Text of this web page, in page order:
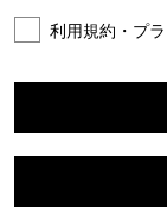
の記載内容に承
2. 利用者は、自ら
任を負うものとし
第2条 禁止事項
利用者は、本サ
利用規約・プ